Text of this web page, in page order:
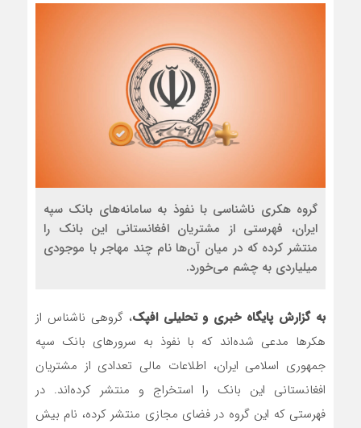
گروه هکری ناشناسی با نفوذ به سامانه‌های بانک سپه
ایران، فهرستی از مشتریان افغانستانی این بانک را
منتشر کرده که در میان آن‌ها نام چند مهاجر با موجودی
میلیاردی به چشم می‌خورد.
به گزارش پایگاه خبری و تحلیلی افپک، گروهی ناشناس از
هکرها مدعی شده‌اند که با نفوذ به سرورهای بانک سپه
جمهوری اسلامی ایران، اطلاعات مالی تعدادی از مشتریان
افغانستانی این بانک را استخراج و منتشر کرده‌اند. در
فهرستی که این گروه در فضای مجازی منتشر کرده، نام بیش